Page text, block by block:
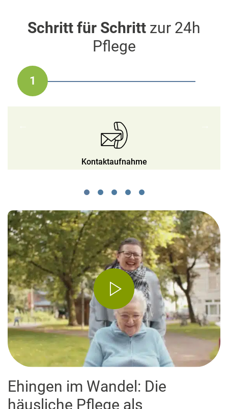
Schritt für Schritt zur 24h
Pflege
1
Kontaktaufnahme
2
Bedarfsprofil & Angebot
3
Auswahl der Betreuungskraft
4
Beginn der Betreuung
5
Fortlaufende Betreuung
Ehingen im Wandel: Die
häusliche Pflege als